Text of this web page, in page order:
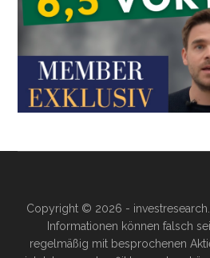
Copyright © 2026 -
Informationen können falsch
regelmäßig mit besprochenen